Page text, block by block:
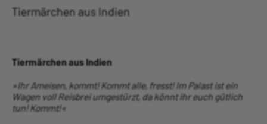
Tiermärchen aus Indien
Tiermärchen aus Indien
»Ihr Ameisen, kommt! Kommt alle, fresst! Im Palast ist ein
Wagen voll Reisbrei umgestürzt, da könnt ihr euch gütlich
tun! Kommt!«